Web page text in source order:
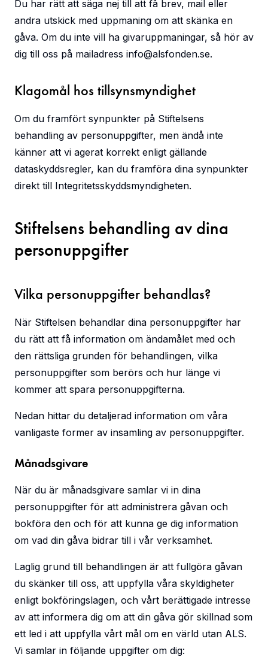
Du har rätt att säga nej till att få brev, mail eller
andra utskick med uppmaning om att skänka en
gåva. Om du inte vill ha givaruppmaningar, så hör av
dig till oss på mailadress info@alsfonden.se.
Klagomål hos tillsynsmyndighet
Om du framfört synpunkter på Stiftelsens
behandling av personuppgifter, men ändå inte
känner att vi agerat korrekt enligt gällande
dataskyddsregler, kan du framföra dina synpunkter
direkt till Integritetsskyddsmyndigheten.
Stiftelsens behandling av dina
personuppgifter
Vilka personuppgifter behandlas?
När Stiftelsen behandlar dina personuppgifter har
du rätt att få information om ändamålet med och
den rättsliga grunden för behandlingen, vilka
personuppgifter som berörs och hur länge vi
kommer att spara personuppgifterna.
Nedan hittar du detaljerad information om våra
vanligaste former av insamling av personuppgifter.
Månadsgivare
När du är månadsgivare samlar vi in dina
personuppgifter för att administrera gåvan och
bokföra den och för att kunna ge dig information
om vad din gåva bidrar till i vår verksamhet.
Laglig grund till behandlingen är att fullgöra gåvan
du skänker till oss, att uppfylla våra skyldigheter
enligt bokföringslagen, och vårt berättigade intresse
av att informera dig om att din gåva gör skillnad som
ett led i att uppfylla vårt mål om en värld utan ALS.
Vi samlar in följande uppgifter om dig: